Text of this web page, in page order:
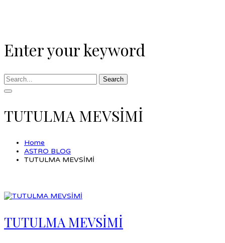
Enter your keyword
Search
TUTULMA MEVSİMİ
Home
ASTRO BLOG
TUTULMA MEVSİMİ
TUTULMA MEVSİMİ